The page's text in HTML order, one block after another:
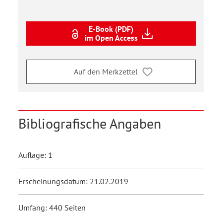
E-Book (PDF)
im Open Access
Auf den Merkzettel
Bibliografische Angaben
Auflage: 1
Erscheinungsdatum: 21.02.2019
Umfang: 440 Seiten